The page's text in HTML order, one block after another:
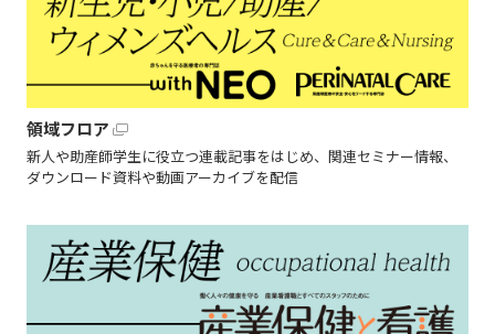
領域フロア
新人や助産師学生に役立つ連載記事をはじめ、関連セミナー情報、
ダウンロード資料や動画アーカイブを配信